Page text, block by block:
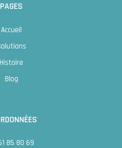
PAGES
Accueil
Histoire
Blog
85 80 69